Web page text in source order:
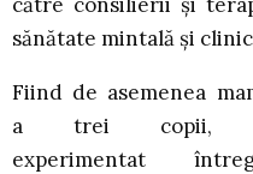
sănătate mintală și
Fiind de asemenea
a trei copii,
experimentat